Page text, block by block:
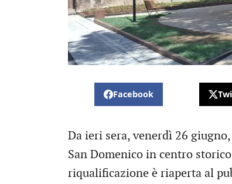
Facebook
Da ieri sera, venerdì 26
San Domenico in centro
riqualificazione è riaperta al